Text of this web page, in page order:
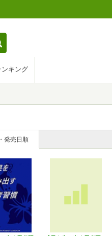
キング
発売日順